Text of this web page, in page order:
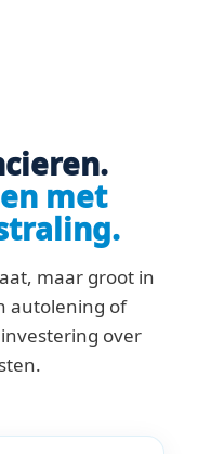
met
maar groot in
autolening of
over